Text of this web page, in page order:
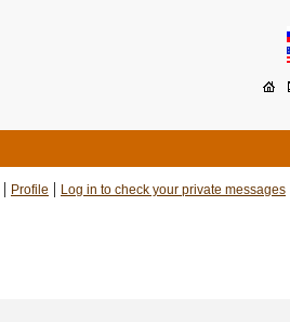
| Profile | Log in to check your private messages